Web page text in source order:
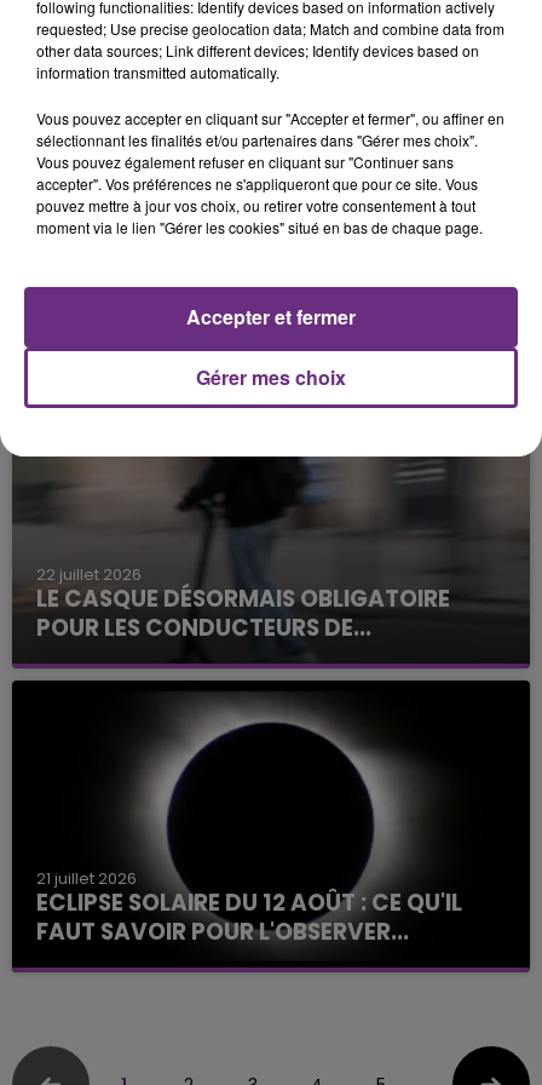
8 800 KG PAR HECTARE.
LE PARLEMENT INTERDIT LES RÉSEAUX
SOCIAUX AUX MOINS DE 15 ANS.
22 juillet 2026
LE CASQUE DÉSORMAIS OBLIGATOIRE
POUR LES CONDUCTEURS DE...
21 juillet 2026
ECLIPSE SOLAIRE DU 12 AOÛT : CE QU'IL
FAUT SAVOIR POUR L'OBSERVER...
following functionalities: Identify devices based on information actively
requested; Use precise geolocation data; Match and combine data from
other data sources; Link different devices; Identify devices based on
information transmitted automatically.
Vous pouvez accepter en cliquant sur "Accepter et fermer", ou affiner en
sélectionnant les finalités et/ou partenaires dans "Gérer mes choix".
Vous pouvez également refuser en cliquant sur "Continuer sans
accepter". Vos préférences ne s'appliqueront que pour ce site. Vous
pouvez mettre à jour vos choix, ou retirer votre consentement à tout
moment via le lien "Gérer les cookies" situé en bas de chaque page.
Gérer mes choix
Accepter et fermer